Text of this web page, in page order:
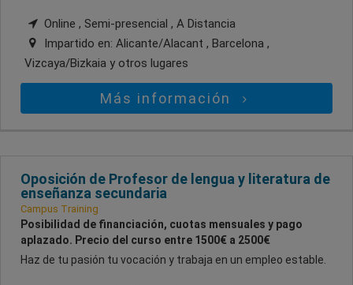
Online , Semi-presencial , A Distancia
Impartido en: Alicante/Alacant , Barcelona ,
Vizcaya/Bizkaia y otros lugares
Más información
Oposición de Profesor de lengua y literatura de
enseñanza secundaria
Campus Training
Posibilidad de financiación, cuotas mensuales y pago
aplazado. Precio del curso entre 1500€ a 2500€
Haz de tu pasión tu vocación y trabaja en un empleo estable.